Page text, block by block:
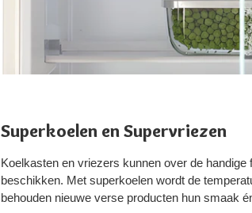
Superkoelen en Supervriezen
Koelkasten en vriezers kunnen over de
beschikken. Met superkoelen wordt de
behouden nieuwe verse producten hun smaak